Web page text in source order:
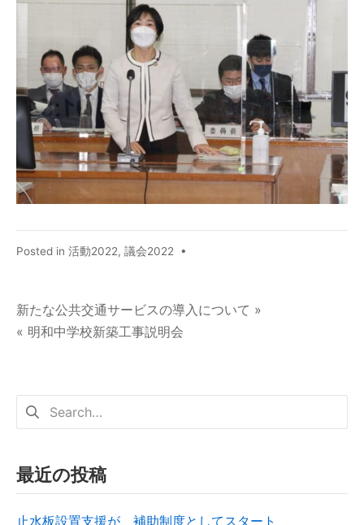
Posted in 活動2022 議会2022 •
新たな公共交通サービスの導入について »
« 明和中学校新築工事説明会
最近の投稿
止水板設置支援が、補助制度としてスタート